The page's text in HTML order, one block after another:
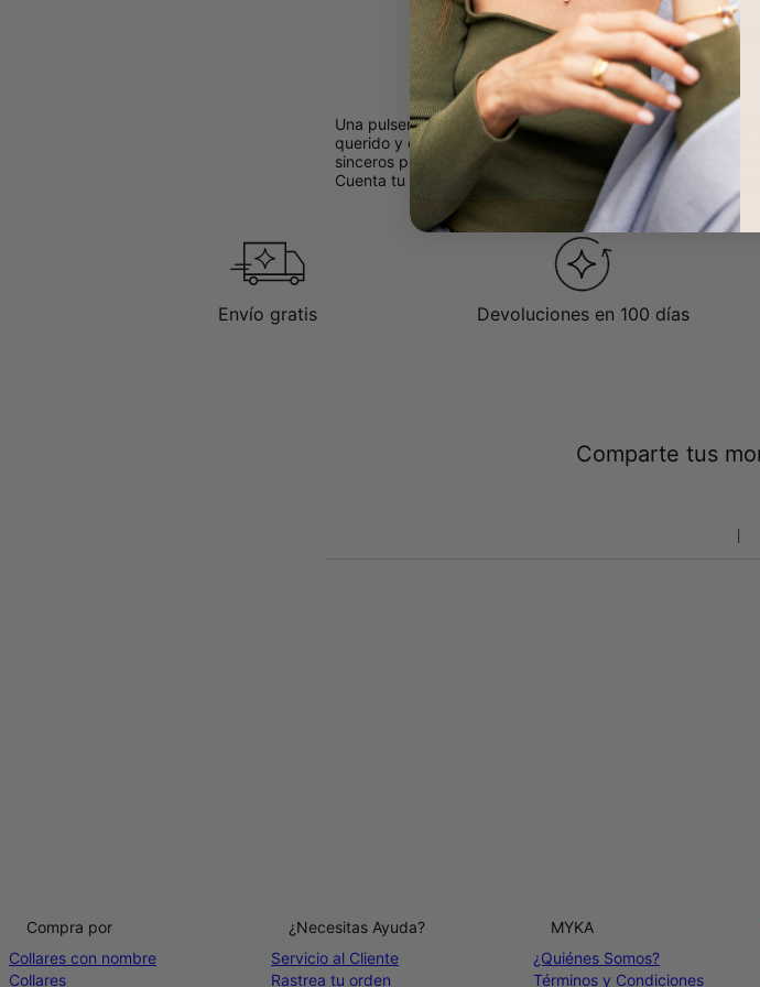
Visto 35
Una pulsera personalizada da espacio para eternizar
querido y cercano o para ti, elige una personalización
sinceros permiten que los pequeños momentos de hoy
Cuenta tu historia de momentos alegres a través de
Envío gratis Devoluciones en 100 días
Comparte tus
Compra por
Collares con nombre
Collares
¿Necesitas Ayuda?
Servicio al Cliente
Rastrea tu orden
MYKA
¿Quiénes Somos?
Términos y Condiciones